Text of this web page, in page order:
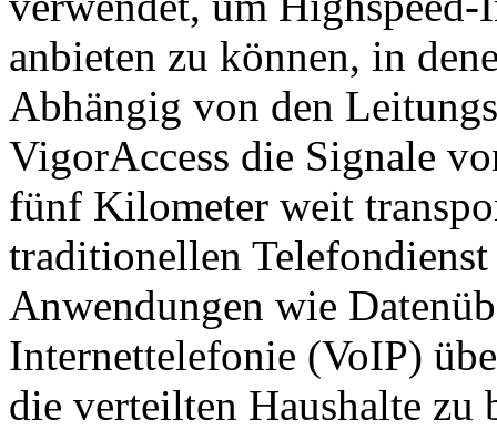
anbieten zu können, in
Abhängig von den
VigorAccess die Signale
fünf Kilometer weit
traditionellen
Anwendungen wie
Internettelefonie (VoIP)
die verteilten Haushalte zu